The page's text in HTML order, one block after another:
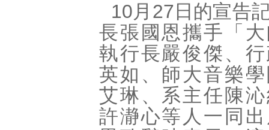
10月27日的宣告
長張國恩攜手「
執行長嚴俊傑、
英如、師大音樂
艾琳、系主任陳
許瀞心等人一同